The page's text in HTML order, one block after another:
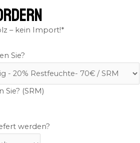
– kein Import!*
Sie?
(SRM)
werden?